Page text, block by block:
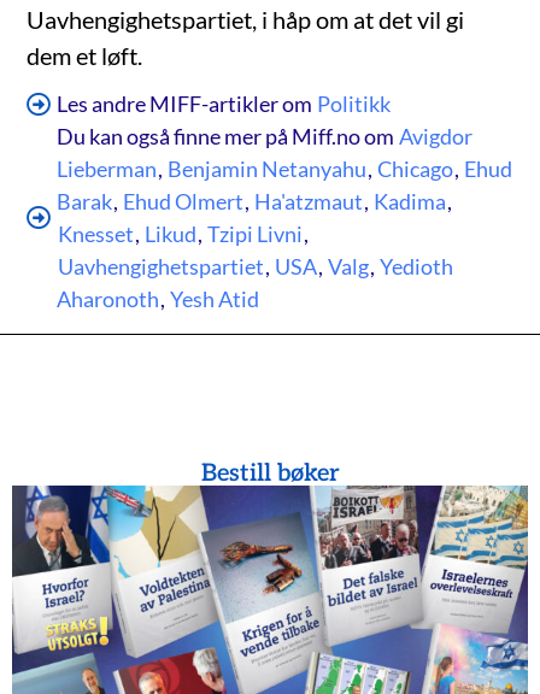
Uavhengighetspartiet, i håp om at det vil gi
dem et løft.
Les andre MIFF-artikler om Politikk
Du kan også finne mer på Miff.no om Avigdor
Lieberman, Benjamin Netanyahu, Chicago, Ehud
Barak, Ehud Olmert, Ha'atzmaut, Kadima,
Knesset, Likud, Tzipi Livni,
Uavhengighetspartiet, USA, Valg, Yedioth
Aharonoth, Yesh Atid
Bestill bøker